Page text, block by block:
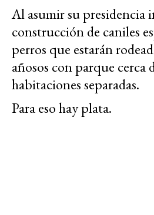
Al asumir su presidencia
construcción de caniles
perros que estarán
añosos con parque cerca
habitaciones separadas.
Para eso hay plata.